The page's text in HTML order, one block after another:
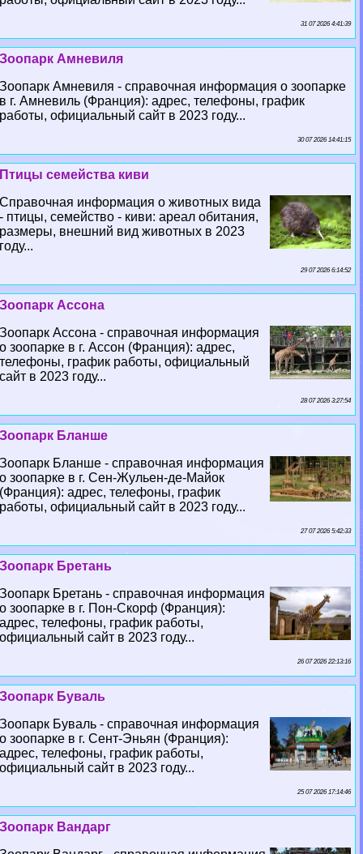
31 07 2026 4:41:39
Зоопарк Амневиля
Зоопарк Амневиля - справочная информация о зоопарке
в г. Амневиль (Франция): адрес, телефоны, график
работы, официальный сайт в 2023 году...
30 07 2026 14:41:15
Птицы семейства киви
Справочная информация о животных вида
- птицы, семейство - киви: ареал обитания,
размеры, внешний вид животных в 2023
году...
29 07 2026 6:14:52
Зоопарк Ассона
Зоопарк Ассона - справочная информация
о зоопарке в г. Ассон (Франция): адрес,
телефоны, график работы, официальный
сайт в 2023 году...
28 07 2026 3:27:54
Зоопарк Бланше
Зоопарк Бланше - справочная информация
о зоопарке в г. Сен-Жульен-де-Майок
(Франция): адрес, телефоны, график
работы, официальный сайт в 2023 году...
27 07 2026 5:42:33
Зоопарк Бретань
Зоопарк Бретань - справочная информация
о зоопарке в г. Пон-Скорф (Франция):
адрес, телефоны, график работы,
официальный сайт в 2023 году...
26 07 2026 22:13:16
Зоопарк Буваль
Зоопарк Буваль - справочная информация
о зоопарке в г. Сент-Эньян (Франция):
адрес, телефоны, график работы,
официальный сайт в 2023 году...
25 07 2026 17:14:46
Зоопарк Вандарг